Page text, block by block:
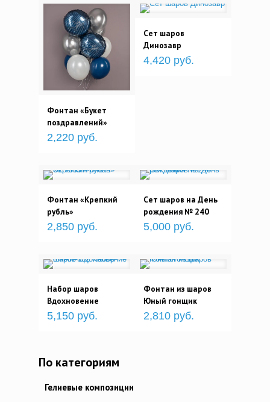
Фонтан «Букет
поздравлений»
2,220 руб.
Сет шаров
Динозавр
4,420 руб.
Фонтан «Крепкий
рубль»
2,850 руб.
Сет шаров на День
рождения № 240
5,000 руб.
Набор шаров
Вдохновение
5,150 руб.
Фонтан из шаров
Юный гонщик
2,810 руб.
По категориям
Гелиевые композиции